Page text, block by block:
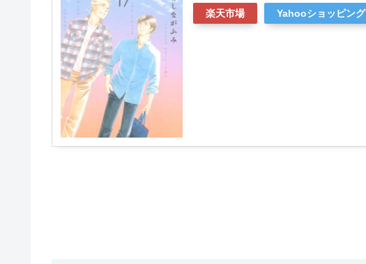
楽天市場 Yahooショッピング